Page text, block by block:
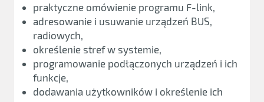
praktyczne omówienie programu F-link,
adresowanie i usuwanie urządzeń BUS,
radiowych,
określenie stref w systemie,
programowanie podłączonych urządzeń i ich
funkcje,
dodawania użytkowników i określenie ich